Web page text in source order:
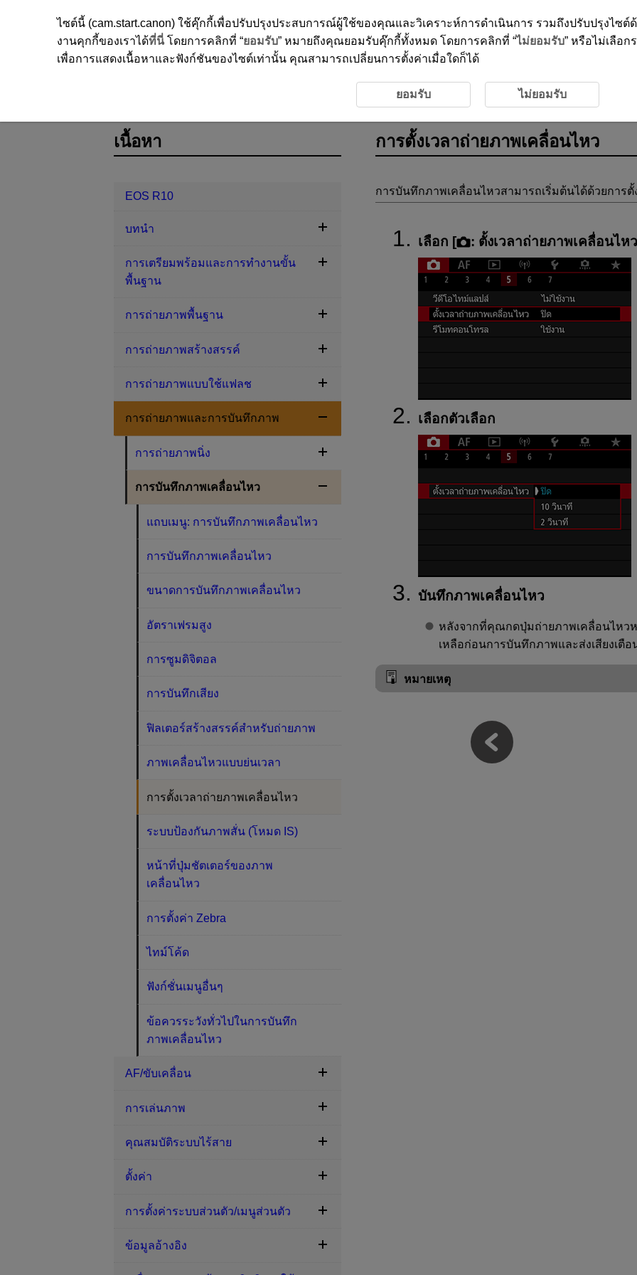
การถ่ายภาพและการบันทึกภาพ
การตั้งเวลาถ่ายภาพเคลื่อนไหว
การบันทึกภาพเคลื่อนไหวสามารถเริ่มต้นได้ด้วยการตั้
เลือก [ : ตั้งเวลาถ่ายภาพเคลื่อนไหว
เลือกตัวเลือก
บันทึกภาพเคลื่อนไหว
หลังจากที่คุณกดปุ่มถ่ายภาพเคลื่อนไหว
เหลือก่อนการบันทึกภาพและส่งเสียงเตือ
หมายเหตุ
เนื้อหา
EOS R10
บทนำ
การเตรียมพร้อมและการทำงานขั้น
พื้นฐาน
การถ่ายภาพพื้นฐาน
การถ่ายภาพสร้างสรรค์
การถ่ายภาพแบบใช้แฟลช
การถ่ายภาพและการบันทึกภาพ
การถ่ายภาพนิ่ง
การบันทึกภาพเคลื่อนไหว
แถบเมนู: การบันทึกภาพเคลื่อนไหว
การบันทึกภาพเคลื่อนไหว
ขนาดการบันทึกภาพเคลื่อนไหว
อัตราเฟรมสูง
การซูมดิจิตอล
การบันทึกเสียง
ฟิลเตอร์สร้างสรรค์สำหรับถ่ายภาพ
ภาพเคลื่อนไหวแบบย่นเวลา
การตั้งเวลาถ่ายภาพเคลื่อนไหว
ระบบป้องกันภาพสั่น (โหมด IS)
หน้าที่ปุ่มชัตเตอร์ของภาพ
เคลื่อนไหว
การตั้งค่า Zebra
ไทม์โค้ด
ฟังก์ชั่นเมนูอื่นๆ
ข้อควรระวังทั่วไปในการบันทึก
ภาพเคลื่อนไหว
AF/ขับเคลื่อน
การเล่นภาพ
คุณสมบัติระบบไร้สาย
ตั้งค่า
การตั้งค่าระบบส่วนตัว/เมนูส่วนตัว
ข้อมูลอ้างอิง
ไซต์นี้ (cam.start.canon) ใช้คุ๊กกี้เพื่อปรับปรุงประสบการณ์ผู้ใช้ของคุณและวิเคราะห์การดำเนินการ รวมถึงปรับปรุงไซ
งานคุกกี้ของเราได้ที่นี่โดยการคลิกที่ “ยอมรับ” หมายถึงคุณยอมรับคุ๊กกี้ทั้งหมด โดยการคลิกที่ “ไม่ยอมรับ” หรือไม่เลือก
เพื่อการแสดงเนื้อหาและฟังก์ชันของไซต์เท่านั้น คุณสามารถเปลี่ยนการตั้งค่าเมื่อใดก็ได้
ยอมรับ ไม่ยอมรับ